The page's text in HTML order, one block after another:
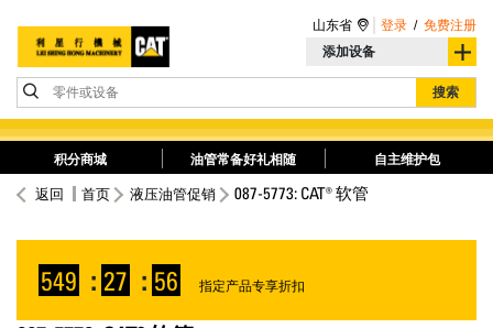
添加设备
零件或设备 搜索
山东省 登录 / 免费注册
积分商城 油管常备好礼相随 自主维护包
返回 首页 液压油管促销 087-5773: CAT® 软管
549 : 27 : 55 指定产品专享折扣